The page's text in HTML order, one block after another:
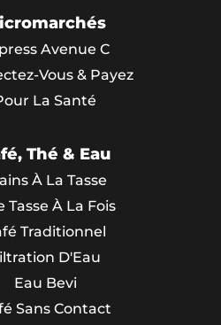
Avenue C
Vous & Payez
La Santé
Thé & Eau
À La Tasse
Tasse À La Fois
Traditionnel
D'Eau
Eau Bevi
Sans Contact